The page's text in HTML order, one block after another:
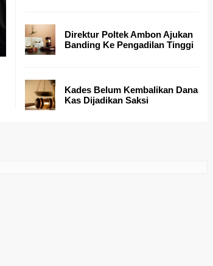
Direktur Poltek Ambon Ajukan
Banding Ke Pengadilan Tinggi
Kades Belum Kembalikan Dana
Kas Dijadikan Saksi